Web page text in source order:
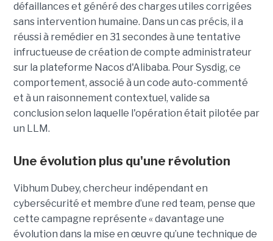
défaillances et généré des charges utiles corrigées
sans intervention humaine. Dans un cas précis, il a
réussi à remédier en 31 secondes à une tentative
infructueuse de création de compte administrateur
sur la plateforme Nacos d'Alibaba. Pour Sysdig, ce
comportement, associé à un code auto-commenté
et à un raisonnement contextuel, valide sa
conclusion selon laquelle l'opération était pilotée par
un LLM.
Une évolution plus qu'une révolution
Vibhum Dubey, chercheur indépendant en
cybersécurité et membre d’une red team, pense que
cette campagne représente « davantage une
évolution dans la mise en œuvre qu’une technique de